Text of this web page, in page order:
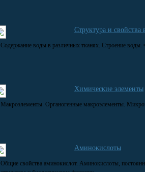
Структура и свойства
Содержание воды в различных тканях. Строение воды.
Химические элементы
Макроэлементы. Органогенные макроэлементы.
Аминокислоты
Общие свойства аминокислот. Аминокислоты,